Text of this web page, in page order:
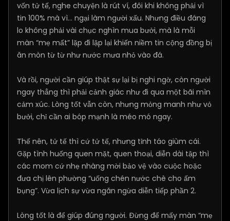
vốn tử tế, nghe chuyện là rút ví, đôi khi không phải vì
tin 100% mà vì… ngại làm người xấu. Nhưng điều đáng
lo không phải vài chục nghìn mua bưởi, mà là mỗi
màn “mẹ mất” lặp đi lặp lại khiến niềm tin cộng đồng bị
ăn mòn từ từ như nước mưa nhỏ vào đá.
Và rồi, người cần giúp thật sự lại bị nghi ngờ, còn người
ngay thẳng thì phải cảnh giác như đi qua một bãi mìn
cảm xúc. Lòng tốt vẫn còn, nhưng mỏng manh như vỏ
bưởi, chỉ cần ai bóp mạnh là méo mó ngay.
Thế nên, tử tế thì cứ tử tế, nhưng tỉnh táo giùm cái.
Gặp tình huống quen mặt, quen thoại, diễn dài tập thì
các mom cứ nhẹ nhàng mời bảo vệ vào cuộc hoặc
đưa chị lên phường “uống chén nước chè cho ấm
bụng”. Vừa lịch sự vừa ngăn ngừa diễn tiếp phần 2.
Lòng tốt là để giúp đúng người. Đừng để mấy màn “mẹ